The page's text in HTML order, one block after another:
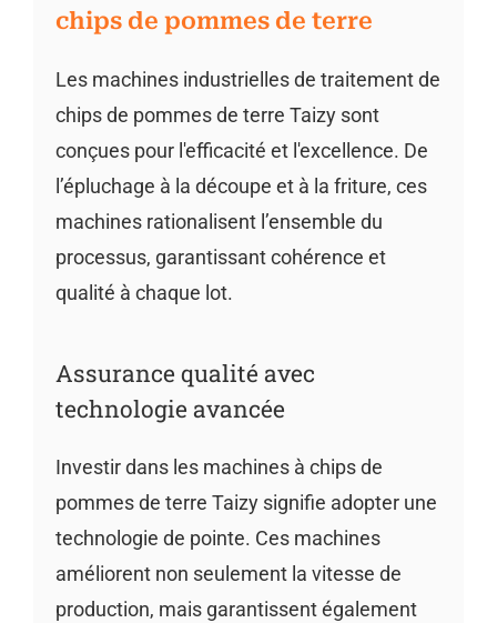
chips de pommes de terre
Les machines industrielles de traitement de
chips de pommes de terre Taizy sont
conçues pour l'efficacité et l'excellence. De
l’épluchage à la découpe et à la friture, ces
machines rationalisent l’ensemble du
processus, garantissant cohérence et
qualité à chaque lot.
Assurance qualité avec
technologie avancée
Investir dans les machines à chips de
pommes de terre Taizy signifie adopter une
technologie de pointe. Ces machines
améliorent non seulement la vitesse de
production, mais garantissent également